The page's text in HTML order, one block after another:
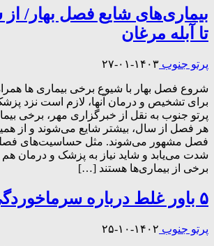
بیماری‌های شایع فصل بهار/
تا آبله مرغان
پرتو جنوب ۱۴۰۳-۰۱-۲۷
شروع فصل بهار با شیوع برخی بیماری ها
برای تشخیص و درمان آنها، لازم است نزد
پرتو جنوب به نقل از خبرگزاری مهر، برخی
هر فصل از سال، بیشتر شایع می‌شوند و از
فصل مشهور می‌شوند. مثل حساسیت‌های
شدت می‌یابد و شاید نیاز به پزشک و درمان هم
برخی از بیماری‌ها هستند […]
۵ باور غلط درباره سرماخوردگی
پرتو جنوب ۱۴۰۲-۱۰-۲۵